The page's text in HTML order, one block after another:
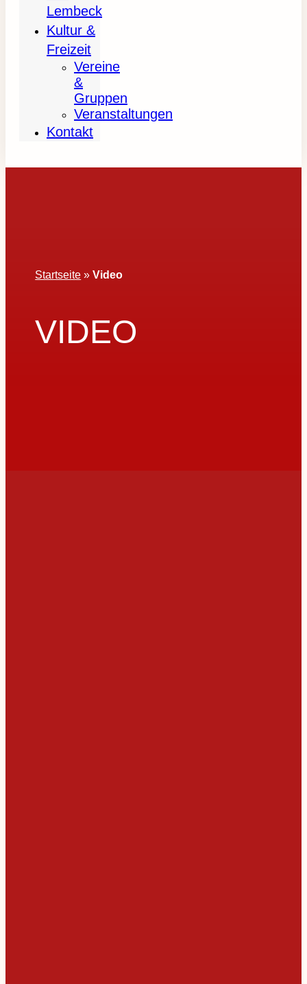
Lembeck
Kultur &
Freizeit
Vereine
&
Gruppen
Veranstaltungen
Kontakt
Startseite »Video
VIDEO